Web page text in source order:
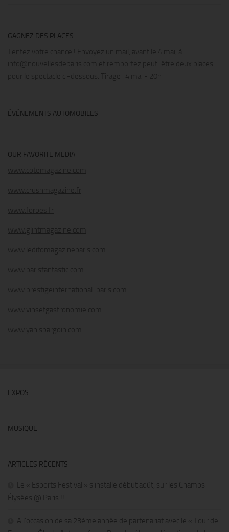
GAGNEZ DES PLACES
Tentez votre chance ! Envoyez un mail, avant le 4 mai, à
info@nouvellesdeparis.com et remportez peut-être deux places
pour le spectacle ci-dessous. Tirage : 4 mai - 20h
ÉVÉNEMENTS AUTOMOBILES
OUR FAVORITE MEDIA
www.cotemagazine.com
www.crushmagazine.fr
www.forbes.fr
www.glintmagazine.com
www.leditomagazineparis.com
www.parisfantastic.com
www.prestigeinternational-paris.com
www.vinsetgastronomie.com
www.yanisbargoin.com
EXPOS
MUSIQUE
ARTICLES RÉCENTS
Le « Esports Festival » s’installe début août, sur les Champs-
Élysées @ Paris !!
A l’occasion de sa 23ème année de partenariat avec le « Tour de